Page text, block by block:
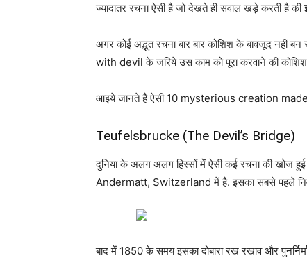
ज्यादातर रचना ऐसी है जो देखते ही सवाल खड़े करती है की
अगर कोई अद्भुत रचना बार बार कोशिश के बावजूद नहीं
with devil के जरिये उस काम को पूरा करवाने की
आइये जानते है ऐसी 10 mysterious creation
Teufelsbrucke (The Devil’s Bridge)
दुनिया के अलग अलग हिस्सों में ऐसी कई रचना की खोज
Andermatt, Switzerland में है. इसका सबसे पहले
बाद में 1850 के समय इसका दोबारा रख रखाव और